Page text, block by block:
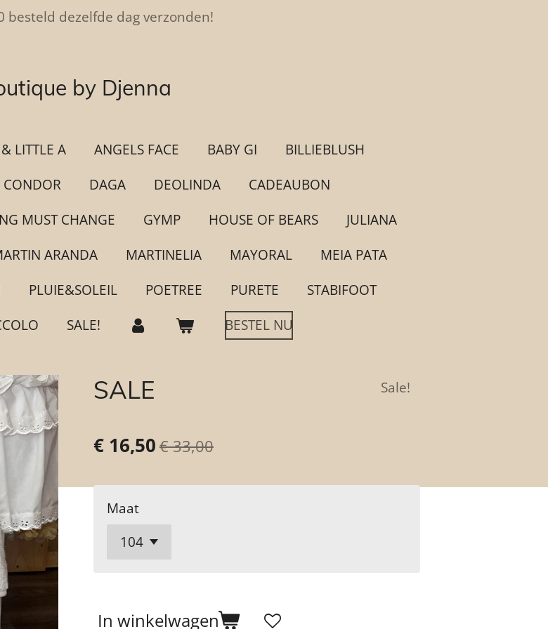
besteld dezelfde dag verzonden!
by Djenna
LITTLE A ANGELS FACE BABY GI
BILLIEBLUSH
CONDOR DAGA DEOLINDA
CADEAUBON
MUST CHANGE GYMP HOUSE OF BEARS
JULIANA
ARANDA MARTINELIA MAYORAL
MEIA PATA
PLUIE&SOLEIL POETREE PURETE
STABIFOOT
SALE! BESTEL NU
SALE Sale!
€ 16,50 € 33,00
Maat
In winkelwagen